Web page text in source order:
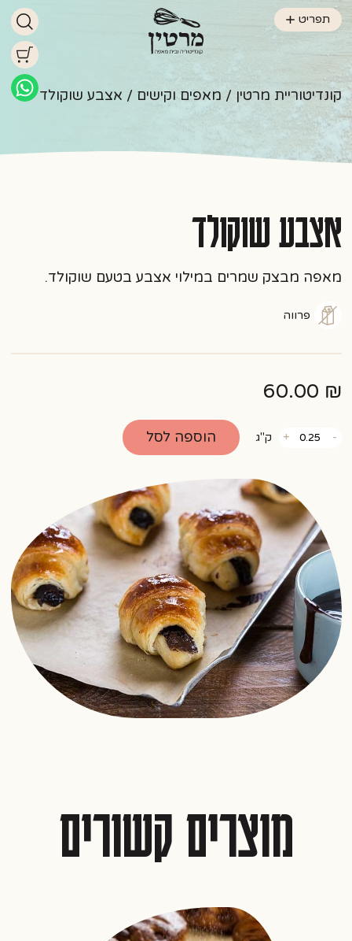
תפריט
קונדיטוריית מרטין / מאפים וקישים / אצבע שוקולד
אצבע שוקולד
מאפה מבצק שמרים במילוי אצבע בטעם שוקולד.
פרווה
60.00 ₪
-כמות
של
+ ק"ג הוספה לסל
מוצרים קשורים